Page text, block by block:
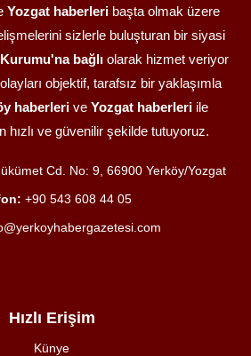
Yozgat haberleribaşta olmak üzere
sizlerle buluşturan bir siyasi
bağlıolarak hizmet veriyor
objektif, tarafsız bir yaklaşımla
haberleri ve Yozgat haberleri ile
hızlı ve güvenilir şekilde tutuyoruz.
Cd. No: 9, 66900 Yerköy/Yozgat
+90 543 608 44 05
Hızlı Erişim
Künye